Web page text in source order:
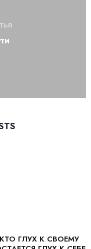
ГЛУХ К СВОЕМУ